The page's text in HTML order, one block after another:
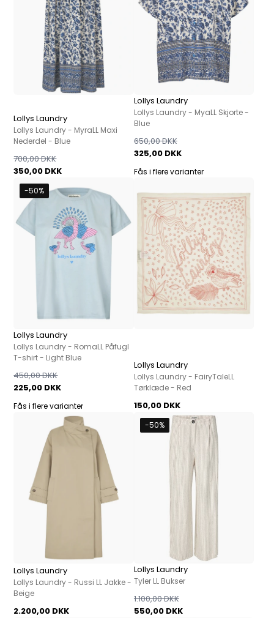
Lollys Laundry
Lollys Laundry - MyraLL Maxi
Nederdel - Blue
350,00 DKK
700,00 DKK
Lollys Laundry
Lollys Laundry - MyaLL Skjorte -
Blue
325,00 DKK
650,00 DKK
Fås i flere varianter
-50%
Lollys Laundry
Lollys Laundry - RomaLL Påfugl
T-shirt - Light Blue
225,00 DKK
450,00 DKK
Fås i flere varianter
Lollys Laundry
Lollys Laundry - FairyTaleLL
Tørklæde - Red
150,00 DKK
Lollys Laundry
Lollys Laundry - Russi LL Jakke -
Beige
2.200,00 DKK
-50%
Lollys Laundry
Tyler LL Bukser
550,00 DKK
1.100,00 DKK